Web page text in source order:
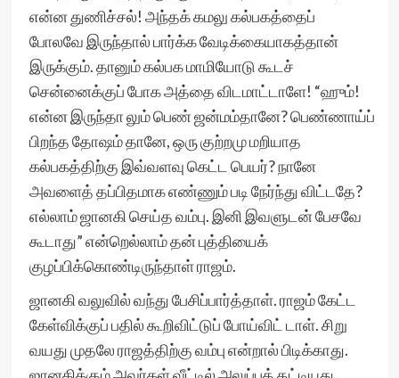
என்ன துணிச்சல்! அந்தக் கமலு கல்பகத்தைப்
போலவே இருந்தால் பார்க்க வேடிக்கையாகத்தான்
இருக்கும். தானும் கல்பக மாமியோடு கூடச்
சென்னைக்குப் போக அத்தை விடமாட்டாளே! “ஹும்!
என்ன இருந்தா லும் பெண் ஜன்மம்தானே? பெண்ணாய்ப்
பிறந்த தோஷம் தானே, ஒரு குற்றமு மறியாத
கல்பகத்திற்கு இவ்வளவு கெட்ட பெயர்? நானே
அவளைத் தப்பிதமாக எண்ணும் படி நேர்ந்து விட்டதே?
எல்லாம் ஜானகி செய்த வம்பு. இனி இவளுடன் பேசவே
கூடாது” என்றெல்லாம் தன் புத்தியைக்
குழப்பிக்கொண்டிருந்தாள் ராஜம்.
ஜானகி வலுவில் வந்து பேசிப்பார்த்தாள். ராஜம் கேட்ட
கேள்விக்குப் பதில் கூறிவிட்டுப் போய்விட் டாள். சிறு
வயது முதலே ராஜத்திற்கு வம்பு என்றால் பிடிக்காது.